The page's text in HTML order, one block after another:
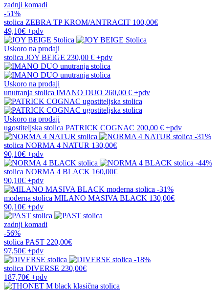
zadnji komadi
-51%
stolica ZEBRA TP KROM/ANTRACIT 100,00€
49,10€ +pdv
Uskoro na prodaji
stolica JOY BEIGE 230,00 € +pdv
Uskoro na prodaji
unutranja stolica IMANO DUO 260,00 € +pdv
Uskoro na prodaji
ugostiteljska stolica PATRICK COGNAC 200,00 € +pdv
-31%
stolica NORMA 4 NATUR 130,00€
90,10€ +pdv
-44%
stolica NORMA 4 BLACK 160,00€
90,10€ +pdv
-31%
moderna stolica MILANO MASIVA BLACK 130,00€
90,10€ +pdv
zadnji komadi
-56%
stolica PAST 220,00€
97,50€ +pdv
-18%
stolica DIVERSE 230,00€
187,70€ +pdv